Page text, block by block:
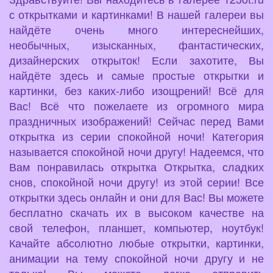
с открытками и картинками! В нашей галереи вы
найдёте очень много интереснейших,
необычных, изысканных, фантастических,
дизайнерских открыток! Если захотите, Вы
найдёте здесь и самые простые открытки и
картинки, без каких-либо изощрений! Всё для
Вас! Всё что пожелаете из огромного мира
праздничных изображений! Сейчас перед Вами
открытка из серии спокойной ночи! Категория
называется спокойной ночи другу! Надеемся, что
Вам понравилась открытка Открытка, сладких
снов, спокойной ночи другу! из этой серии! Все
открытки здесь онлайн и они для Вас! Вы можете
бесплатно скачать их в высоком качестве на
свой телефон, планшет, компьютер, ноутбук!
Качайте абсолютно любые открытки, картинки,
анимации на тему спокойной ночи другу и не